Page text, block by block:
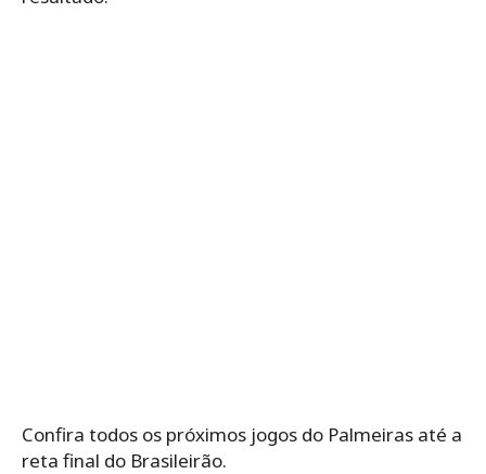
Confira todos os próximos jogos do Palmeiras até a
reta final do Brasileirão.